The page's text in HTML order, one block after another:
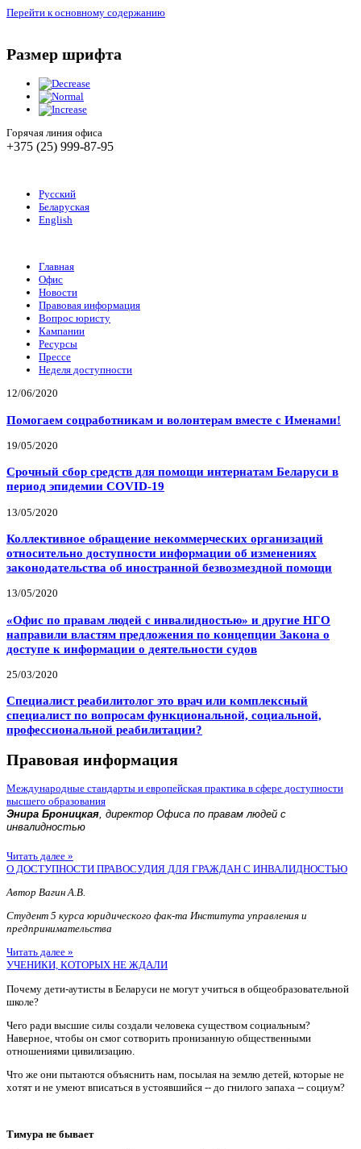
Перейти к основному содержанию
Размер шрифта
Горячая линия офиса
+375 (25) 999-87-95
Русский
Беларуская
English
Главная
Офис
Новости
Правовая информация
Вопрос юристу
Кампании
Ресурсы
Прессе
Неделя доступности
12/06/2020
Помогаем соцработникам и волонтерам вместе с Именами!
19/05/2020
Срочный сбор средств для помощи интернатам Беларуси в
период эпидемии COVID-19
13/05/2020
Коллективное обращение некоммерческих организаций
относительно доступности информации об изменениях
законодательства об иностранной безвозмездной помощи
13/05/2020
«Офис по правам людей с инвалидностью» и другие НГО
направили властям предложения по концепции Закона о
доступе к информации о деятельности судов
25/03/2020
Специалист реабилитолог это врач или комплексный
специалист по вопросам функциональной, социальной,
профессиональной реабилитации?
Правовая информация
Международные стандарты и европейская практика в сфере доступности
высшего образования
Энира Броницкая, директор Офиса по правам людей с
инвалидностью
Читать далее »
О ДОСТУПНОСТИ ПРАВОСУДИЯ ДЛЯ ГРАЖДАН С ИНВАЛИДНОСТЬЮ
Автор Вагин А.В.
Студент 5 курса юридического фак-та Института управления и
предпринимательства
Читать далее »
УЧЕНИКИ, КОТОРЫХ НЕ ЖДАЛИ
Почему дети-аутисты в Беларуси не могут учиться в общеобразовательной
школе?
Чего ради высшие силы создали человека существом социальным?
Наверное, чтобы он смог сотворить пронизанную общественными
отношениями цивилизацию.
Что же они пытаются объяснить нам, посылая на землю детей, которые не
хотят и не умеют вписаться в устоявшийся -- до гнилого запаха -- социум?
Тимура не бывает